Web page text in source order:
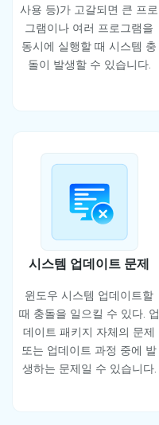
사용 등)가 고갈되면 큰 프로
그램이나 여러 프로그램을
동시에 실행할 때 시스템 충
돌이 발생할 수 있습니다.
시스템 업데이트 문제
윈도우 시스템 업데이트할
때 충돌을 일으킬 수 있다. 업
데이트 패키지 자체의 문제
또는 업데이트 과정 중에 발
생하는 문제일 수 있습니다.